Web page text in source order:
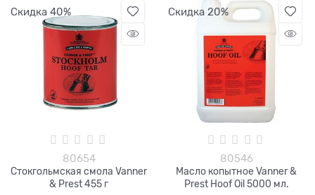
Скидка 40%
80654
Стокгольмская смола Vanner
& Prest 455 г
Скидка 20%
80546
Масло копытное Vanner &
Prest Hoof Oil 5000 мл.